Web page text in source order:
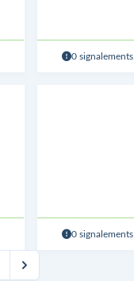
0 signalements
0 signalements